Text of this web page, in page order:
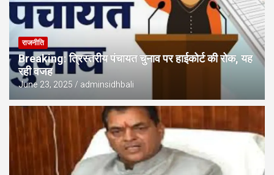
राजनीति
Breaking: त्रिस्तरीय पंचायत चुनाव पर हाईकोर्ट की रोक, यह
रही वजह
June 23, 2025 adminsidhbali